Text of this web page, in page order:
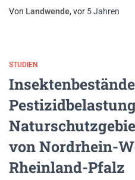
Von Landwende, vor 5 Jahren
STUDIEN
von Nordrhein-
Rheinland-Pfalz